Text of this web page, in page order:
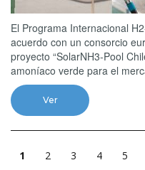
El Programa Internacional
acuerdo con un consorcio
proyecto “SolarNH3-Pool
amoníaco verde para el
Ver
1 2 3 4 5